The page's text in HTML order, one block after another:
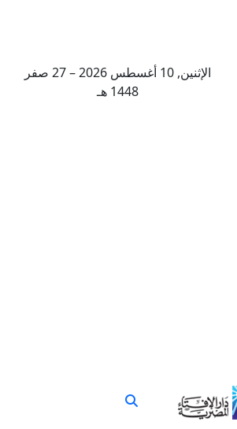
الإثنين, 10 أغسطس 2026 – 27 صفر
1448 هـ